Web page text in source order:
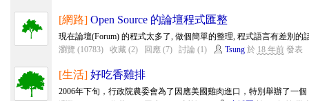
[網路] Open Source 的論壇程式匯整
現在論壇(Forum) 的程式太多了, 做個簡單的整理, 程式語言有差別的
瀏覽 (10783)
收藏 (2) 回應 (7) 討論 (1) Tsung於 18 年前發表
[生活] 好吃香雞排
2006年下旬，行政院農委會為了因應美國雞肉進口，特別舉辦了一